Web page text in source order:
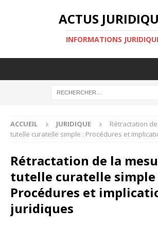
ACTUS
INFORMATIONS
ACCUEIL JURIDIQUE
Rétractation
tutelle curatelle simple : Procédures et
Rétractation de la
tutelle curatelle simple
Procédures et
juridiques